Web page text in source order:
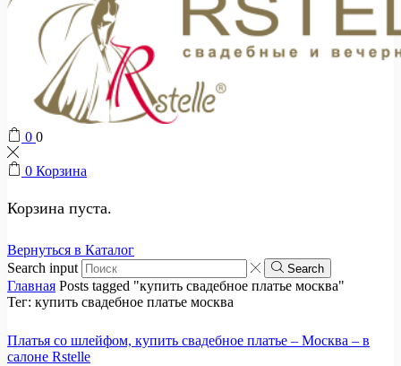
0 0
0 Корзина
Корзина пуста.
Вернуться в Каталог
Search input
Search
Главная Posts tagged "купить свадебное платье москва"
Тег: купить свадебное платье москва
Платья со шлейфом, купить свадебное платье – Москва – в
салоне Rstelle